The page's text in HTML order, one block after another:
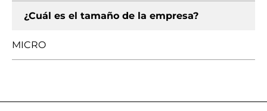
¿Cuál es el tamaño de la empresa?
MICRO